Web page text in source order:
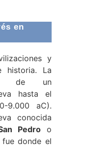
en
y
historia. La
de un
hasta el
9.000 aC).
conocida
Pedro o
fue donde el